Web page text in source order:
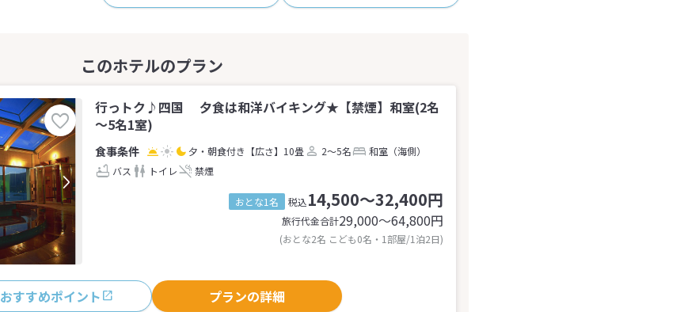
行っトク♪四国 夕食は和洋バイキング★【禁煙】和室(2名
～5名1室)
夕・朝食付き 【広さ】10畳 2～5名
和室（海側）
バス
トイレ 禁煙
おとな1名 税込14,500～32,400円
旅行代金合計29,000〜64,800円
(おとな2名 こども0名・1部屋/1泊2日)
おすすめポイント プランの詳細